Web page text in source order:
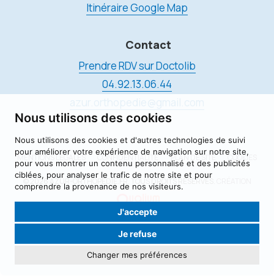
Nous utilisons des cookies
Nous utilisons des cookies et d'autres technologies de suivi
pour améliorer votre expérience de navigation sur notre site,
pour vous montrer un contenu personnalisé et des publicités
ciblées, pour analyser le trafic de notre site et pour
comprendre la provenance de nos visiteurs.
J'accepte
Je refuse
Changer mes préférences
Itinéraire Google Map
Contact
Prendre RDV sur Doctolib
04.92.13.06.44
MENTIONS LÉGALES CONFIDENTIALITÉ PLAN DE SITE COOKIES
© 2026 AZUR-ORTHOPÉDIE.FR, TOUS DROITS RÉSERVÉS.